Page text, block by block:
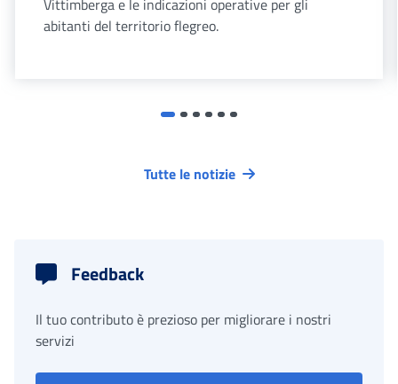
Vittimberga e le indicazioni operative per gli
abitanti del territorio flegreo.
Tutte le notizie
Feedback
Il tuo contributo è prezioso per migliorare i nostri
servizi